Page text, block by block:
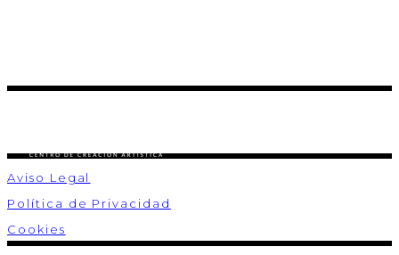
Aviso Legal
Política de Privacidad
Cookies